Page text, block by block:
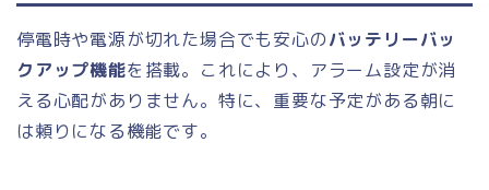
停電時や電源が切れた場合でも安心のバッテリーバッ
クアップ機能を搭載。これにより、アラーム設定が消
える心配がありません。特に、重要な予定がある朝に
は頼りになる機能です。